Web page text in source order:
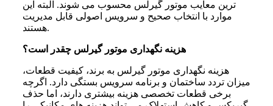
ترین معایب موتور گیرلس محسوب می شوند. البته این
موارد با انتخاب صحیح و سرویس اصولی قابل مدیریت
هستند.
هزینه نگهداری موتور گیرلس چقدر است؟
هزینه نگهداری موتور گیرلس به برند، کیفیت قطعات،
میزان تردد ساختمان و برنامه سرویس بستگی دارد. اگرچه
برخی قطعات تخصصی هزینه بیشتری دارند، اما حذف